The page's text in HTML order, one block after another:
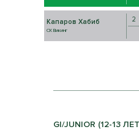
Капаров Хабиб
СК Викинг
2
GI/JUNIOR (12-13